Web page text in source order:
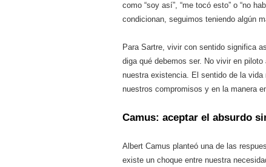
como “soy así”, “me tocó esto” o “no
condicionan, seguimos teniendo algún
Para Sartre, vivir con sentido significa
diga qué debemos ser. No vivir en
nuestra existencia. El sentido de la
nuestros compromisos y en la manera
Camus: aceptar el absurdo
Albert Camus planteó una de las
existe un choque entre nuestra